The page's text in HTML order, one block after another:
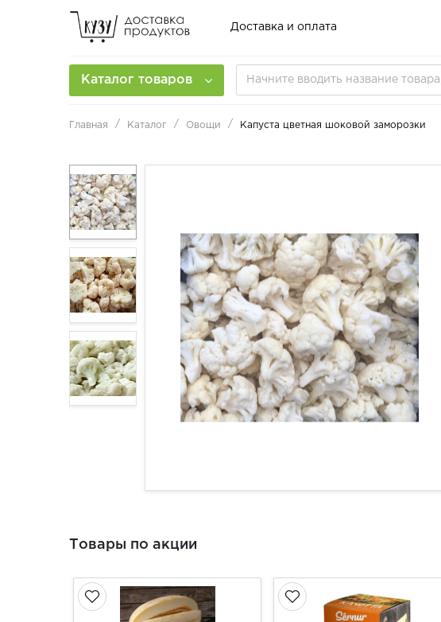
Доставка и оплата
Каталог товаров
Главная Каталог Овощи Капуста цветная шоковой заморозки
Товары по акции